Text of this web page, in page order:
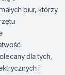
biur, którzy
dla tych,
i